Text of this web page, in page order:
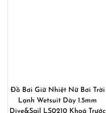
Đồ Bơi Giữ Nhiệt Nữ Bơi Trời
Lạnh Wetsuit Dày 1.5mm
Dive&Sail LS0210 Khoá Trước